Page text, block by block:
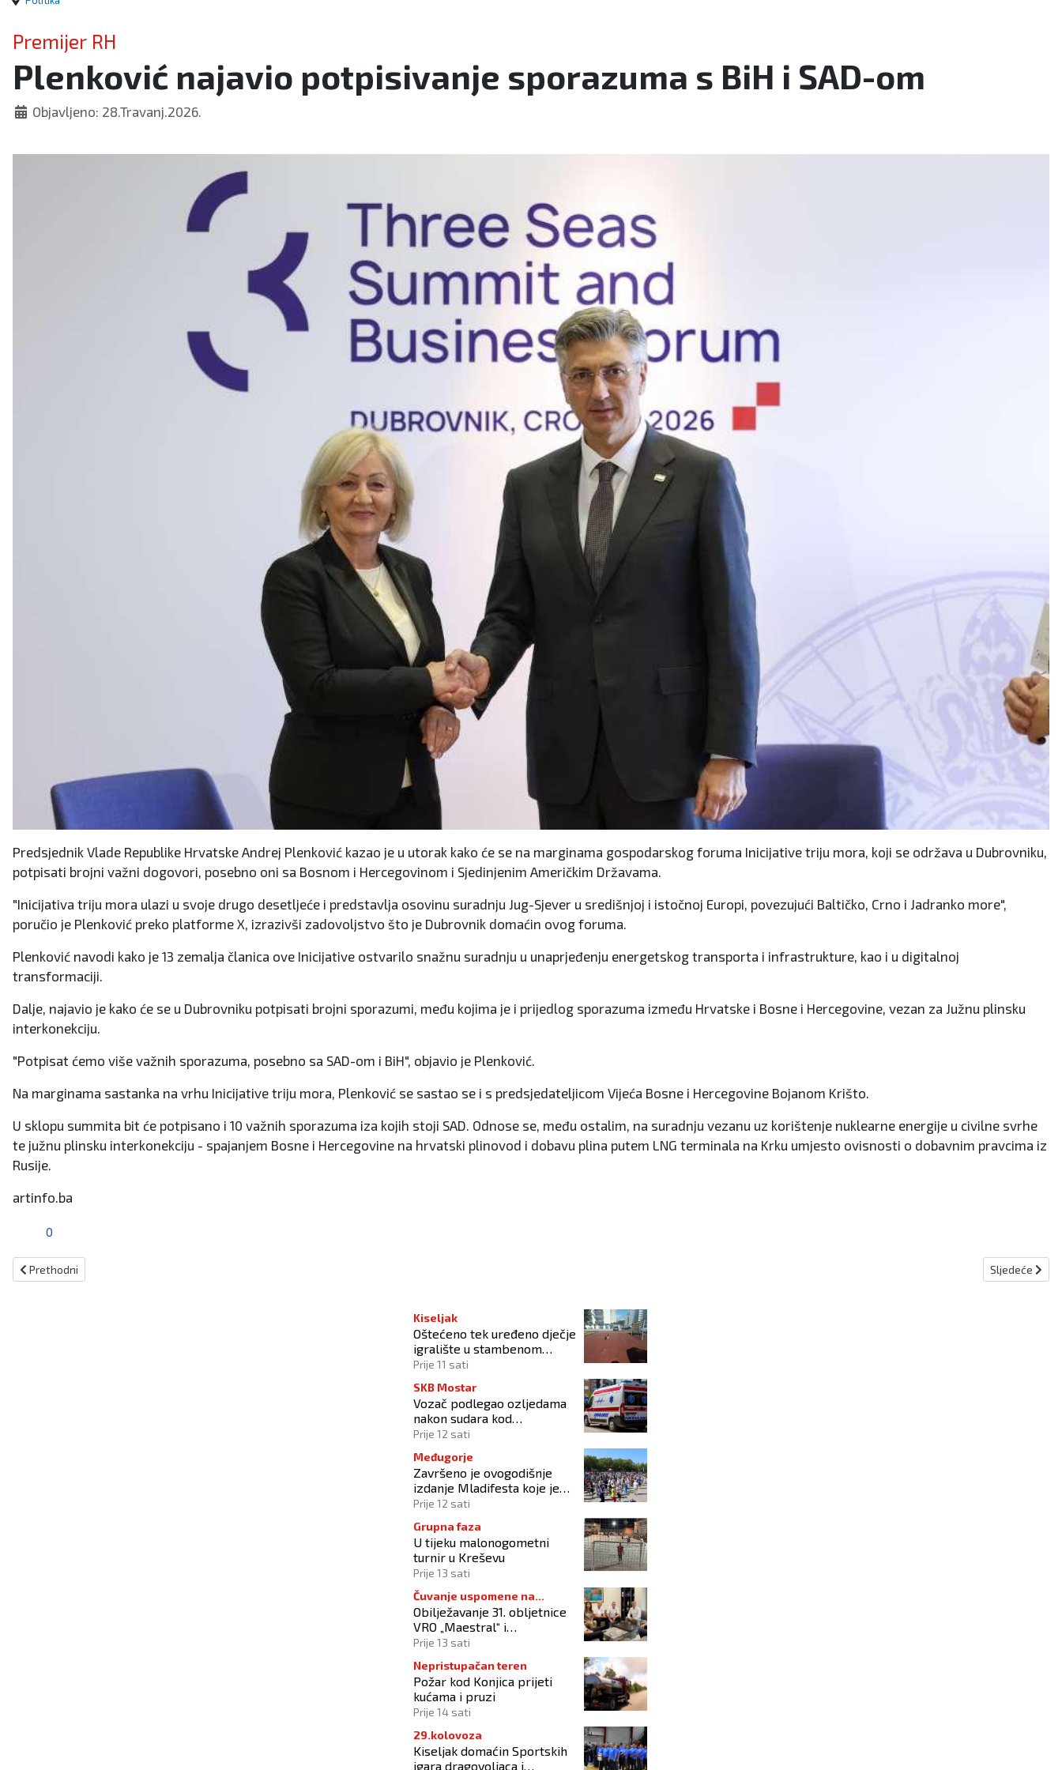
Premijer RH
Plenković najavio potpisivanje sporazuma s BiH i SAD-om
Objavljeno: 28.Travanj.2026.
Predsjednik Vlade Republike Hrvatske Andrej Plenković kazao je u utorak kako će se na marginama gospodarskog foruma Inicijative triju mora, koji se održava u Dubrovniku,
potpisati brojni važni dogovori, posebno oni sa Bosnom i Hercegovinom i Sjedinjenim Američkim Državama.
"Inicijativa triju mora ulazi u svoje drugo desetljeće i predstavlja osovinu suradnju Jug-Sjever u središnjoj i istočnoj Europi, povezujući Baltičko, Crno i Jadranko more",
poručio je Plenković preko platforme X, izrazivši zadovoljstvo što je Dubrovnik domaćin ovog foruma.
Plenković navodi kako je 13 zemalja članica ove Inicijative ostvarilo snažnu suradnju u unaprjeđenju energetskog transporta i infrastrukture, kao i u digitalnoj
transformaciji.
Dalje, najavio je kako će se u Dubrovniku potpisati brojni sporazumi, među kojima je i prijedlog sporazuma između Hrvatske i Bosne i Hercegovine, vezan za Južnu plinsku
interkonekciju.
"Potpisat ćemo više važnih sporazuma, posebno sa SAD-om i BiH", objavio je Plenković.
Na marginama sastanka na vrhu Inicijative triju mora, Plenković se sastao se i s predsjedateljicom Vijeća Bosne i Hercegovine Bojanom Krišto.
U sklopu summita bit će potpisano i 10 važnih sporazuma iza kojih stoji SAD. Odnose se, među ostalim, na suradnju vezanu uz korištenje nuklearne energije u civilne svrhe
te južnu plinsku interkonekciju - spajanjem Bosne i Hercegovine na hrvatski plinovod i dobavu plina putem LNG terminala na Krku umjesto ovisnosti o dobavnim pravcima iz
Rusije.
artinfo.ba
0
Prethodni članak: Brkić - Nota ministra Konakovića Zagrebu nije službeni stav BiH
Prethodni Sljedeći
Sljedeće
Kiseljak
Oštećeno tek uređeno dječje
igralište u stambenom
naselju
Prije 11 sati
SKB Mostar
Vozač podlegao ozljedama
nakon sudara kod
Tomislavgrada
Prije 12 sati
Međugorje
Završeno je ovogodišnje
izdanje Mladifesta koje je
okupilo mlade iz 73 zemlje
Prije 12 sati
Grupna faza
U tijeku malonogometni
turnir u Kreševu
Prije 13 sati
Čuvanje uspomene na
branitelje
Obilježavanje 31. obljetnice
VRO „Maestral“ i
oslobođenja Jajca uz
Prije 13 sati
Nepristupačan teren
Požar kod Konjica prijeti
kućama i pruzi
Prije 14 sati
29.kolovoza
Kiseljak domaćin Sportskih
igara dragovoljaca i